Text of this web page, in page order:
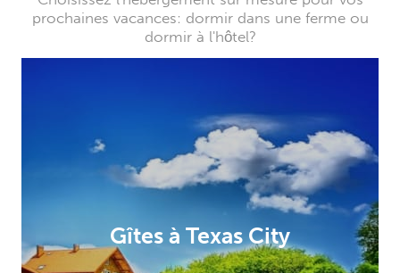
prochaines vacances: dormir dans une ferme ou
dormir à l'hôtel?
Gîtes à Texas City